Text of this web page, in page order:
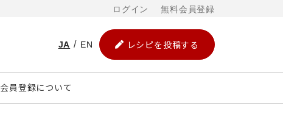
ログイン 無料会員登録
JA EN レシピを投稿する
会員登録について